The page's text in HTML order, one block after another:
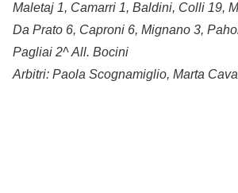
Maletaj 1, Camarri 1, Baldini, Colli 19,
Da Prato 6, Caproni 6, Mignano 3,
Pagliai 2^ All. Bocini
Arbitri: Paola Scognamiglio, Marta